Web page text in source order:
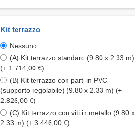
Kit terrazzo
Nessuno
(A) Kit terrazzo standard (9.80 x 2.33 m)
(+ 1.714,00 €)
(B) Kit terrazzo con parti in PVC
(supporto regolabile) (9.80 x 2.33 m) (+
2.826,00 €)
(C) Kit terrazzo con viti in metallo (9.80 x
2.33 m) (+ 3.446,00 €)